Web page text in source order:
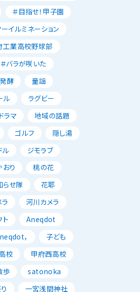
＃目指せ！甲子園
ーイルミネーション
工業高校野球部
＃バラが咲いた
発酵
童謡
ル
ラグビー
ラマ
地域の話題
ゴルフ
隠し湯
ル
ジモラブ
り
桃の花
らせ隊
花耶
河川カメラ
Aneqdot
，
子ども
校
甲府西高校
歩
satonoka
一宮浅間神社